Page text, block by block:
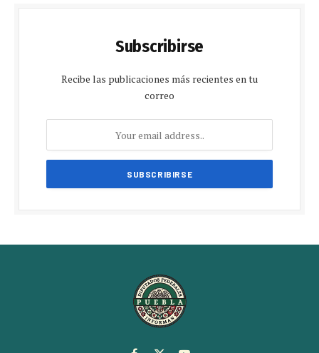
Subscribirse
Recibe las publicaciones más recientes en tu
correo